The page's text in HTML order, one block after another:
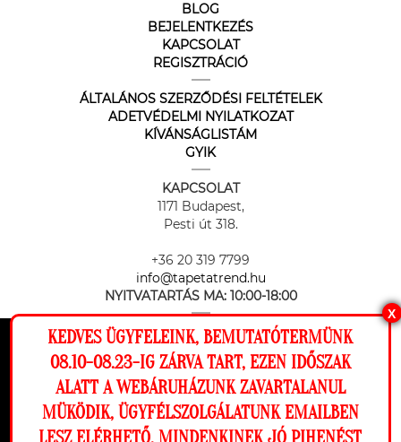
Ez a weboldal cookie-kat használ, hogy a
lehető legjobb élményt nyújtsa honlapunkon.
Beállítások
BLOG
BEJELENTKEZÉS
KAPCSOLAT
REGISZTRÁCIÓ
ÁLTALÁNOS SZERZŐDÉSI FELTÉTELEK
ADETVÉDELMI NYILATKOZAT
KÍVÁNSÁGLISTÁM
GYIK
KAPCSOLAT
1171 Budapest,
Pesti út 318.
+36 20 319 7799
info@tapetatrend.hu
NYITVATARTÁS MA: 10:00-18:00
Az online fizetést a Barion Payment Zrt. biztosítja, MNB engedély
száma: H-EN-I-1064/2013
X
KEDVES ÜGYFELEINK, BEMUTATÓTERMÜNK
08.10-08.23-IG ZÁRVA TART, EZEN IDŐSZAK
ALATT A WEBÁRUHÁZUNK ZAVARTALANUL
MÜKÖDIK, ÜGYFÉLSZOLGÁLATUNK EMAILBEN